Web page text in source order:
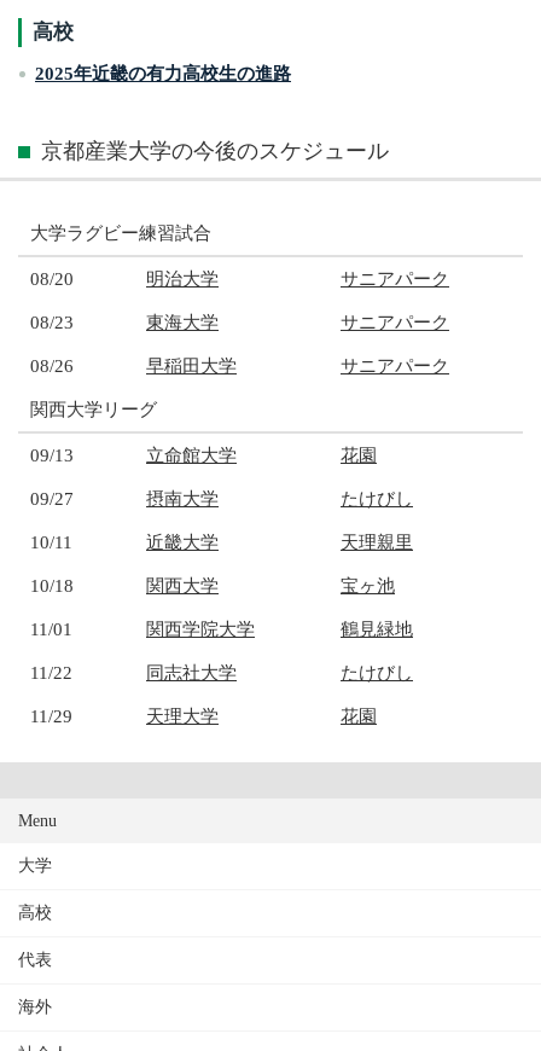
高校
2025年近畿の有力高校生の進路
京都産業大学の今後のスケジュール
大学ラグビー練習試合
08/20 明治大学 サニアパーク
08/23 東海大学 サニアパーク
08/26 早稲田大学 サニアパーク
関西大学リーグ
09/13 立命館大学 花園
09/27 摂南大学 たけびし
10/11 近畿大学 天理親里
10/18 関西大学 宝ヶ池
11/01 関西学院大学 鶴見緑地
11/22 同志社大学 たけびし
11/29 天理大学 花園
Menu
大学
高校
代表
海外